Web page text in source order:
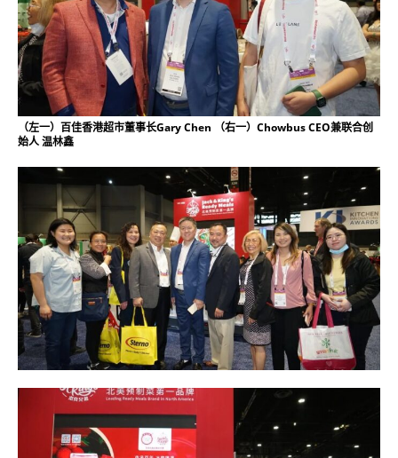
（左一）百佳香港超市董事长Gary Chen （右一）Chowbus CEO兼联合创
始人 温林鑫